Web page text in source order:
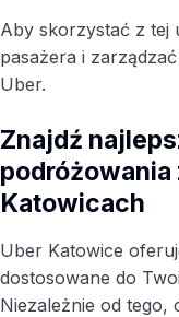
Aby skorzystać z tej
pasażera i
Uber.
Znajdź
podróżowania
Katowicach
Uber Katowice
dostosowane do
Niezależnie od